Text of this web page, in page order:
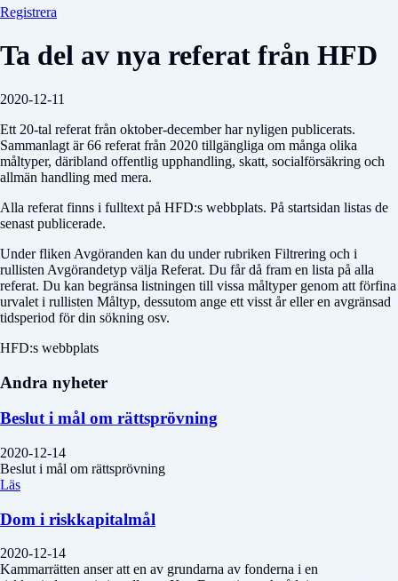
Registrera
Ta del av nya referat från HFD
2020-12-11
Ett 20-tal referat från oktober-december har nyligen publicerats.
Sammanlagt är 66 referat från 2020 tillgängliga om många olika
måltyper, däribland offentlig upphandling, skatt, socialförsäkring och
allmän handling med mera.
Alla referat finns i fulltext på HFD:s webbplats. På startsidan listas de
senast publicerade.
Under fliken Avgöranden kan du under rubriken Filtrering och i
rullisten Avgörandetyp välja Referat. Du får då fram en lista på alla
referat. Du kan begränsa listningen till vissa måltyper genom att förfina
urvalet i rullisten Måltyp, dessutom ange ett visst år eller en avgränsad
tidsperiod för din sökning osv.
HFD:s webbplats
Andra nyheter
Beslut i mål om rättsprövning
2020-12-14
Beslut i mål om rättsprövning
Läs
Dom i riskkapitalmål
2020-12-14
Kammarrätten anser att en av grundarna av fonderna i en